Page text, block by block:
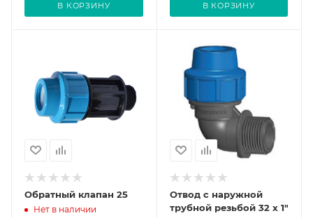
В КОРЗИНУ В КОРЗИНУ
Обратный клапан 25
Нет в наличии
Отвод с наружной
трубной резьбой 32 х 1"